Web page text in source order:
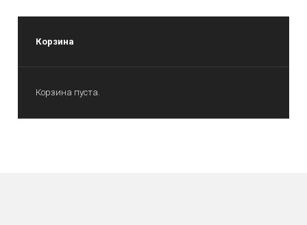
Корзина
Корзина пуста.